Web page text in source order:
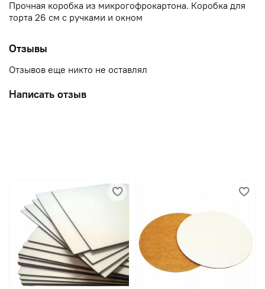
Прочная коробка из микрогофрокартона. Коробка для
торта 26 см с ручками и окном
Отзывы
Отзывов еще никто не оставлял
Написать отзыв